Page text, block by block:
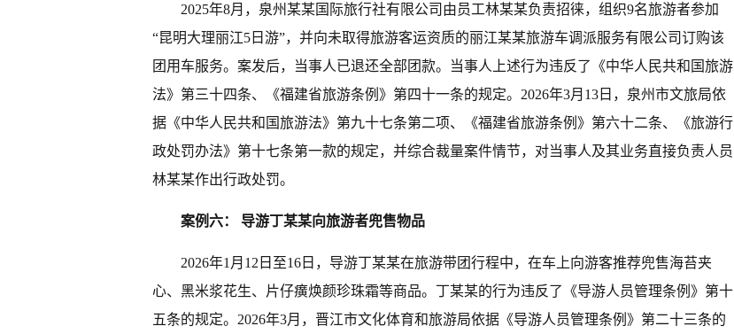
2025年8月，泉州某某国际旅行社有限公司由员工林某某负责招徕，组织9名旅游者参加
“昆明大理丽江5日游”，并向未取得旅游客运资质的丽江某某旅游车调派服务有限公司订购该
团用车服务。案发后，当事人已退还全部团款。当事人上述行为违反了《中华人民共和国旅游
法》第三十四条、《福建省旅游条例》第四十一条的规定。2026年3月13日，泉州市文旅局依
据《中华人民共和国旅游法》第九十七条第二项、《福建省旅游条例》第六十二条、《旅游行
政处罚办法》第十七条第一款的规定，并综合裁量案件情节，对当事人及其业务直接负责人员
林某某作出行政处罚。
案例六： 导游丁某某向旅游者兜售物品
2026年1月12日至16日，导游丁某某在旅游带团行程中，在车上向游客推荐兜售海苔夹
心、黑米浆花生、片仔癀焕颜珍珠霜等商品。丁某某的行为违反了《导游人员管理条例》第十
五条的规定。2026年3月，晋江市文化体育和旅游局依据《导游人员管理条例》第二十三条的